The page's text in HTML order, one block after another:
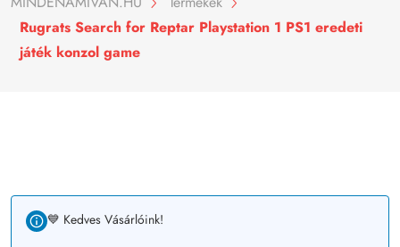
Rugrats Search for Reptar Playstation 1 PS1 eredeti
játék konzol game
💙 Kedves Vásárlóink!